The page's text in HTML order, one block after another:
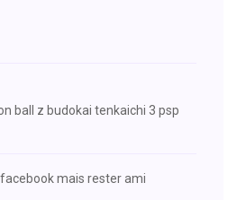
ball z budokai tenkaichi 3 psp
mais rester ami